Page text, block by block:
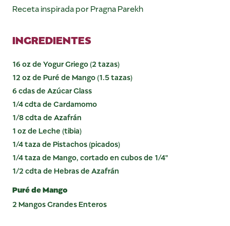
Receta inspirada por Pragna Parekh
INGREDIENTES
16 oz de Yogur Griego (2 tazas)
12 oz de Puré de Mango (1.5 tazas)
6 cdas de Azúcar Glass
1/4 cdta de Cardamomo
1/8 cdta de Azafrán
1 oz de Leche (tibia)
1/4 taza de Pistachos (picados)
1/4 taza de Mango, cortado en cubos de 1/4"
1/2 cdta de Hebras de Azafrán
Puré de Mango
2 Mangos Grandes Enteros